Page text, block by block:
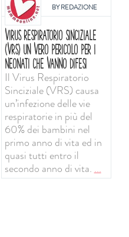
BYREDAZIONE
VIRUS RESPIRATORIO SINCIZIALE
(VRS) UN VERO PERICOLO PER I
NEONATI CHE VANNO DIFESI
Il Virus Respiratorio
Sinciziale (VRS) causa
un’infezione delle vie
respiratorie in più del
60% dei bambini nel
primo anno di vita ed in
quasi tutti entro il
secondo anno di vita. ...